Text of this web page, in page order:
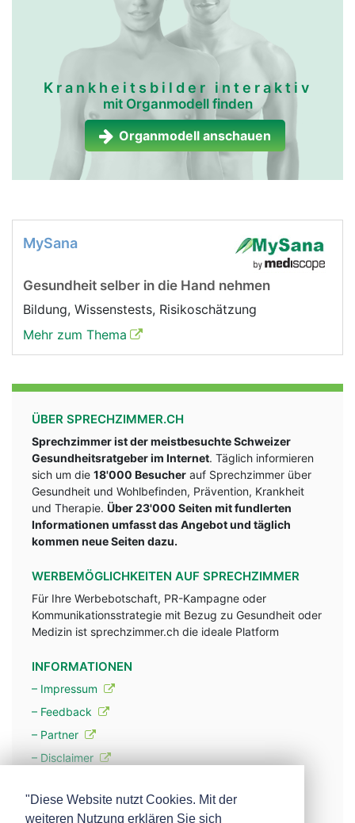
Krankheitsbilder interaktiv
mit Organmodell finden
Organmodell anschauen
MySana
Gesundheit selber in die Hand nehmen
Bildung, Wissenstests, Risikoschätzung
Mehr zum Thema
ÜBER SPRECHZIMMER.CH
Sprechzimmer ist der meistbesuchte Schweizer
Gesundheitsratgeber im Internet. Täglich informieren
sich um die 18'000 Besucher auf Sprechzimmer über
Gesundheit und Wohlbefinden, Prävention, Krankheit
und Therapie. Über 23'000 Seiten mit fundlerten
Informationen umfasst das Angebot und täglich
kommen neue Seiten dazu.
WERBEMÖGLICHKEITEN AUF SPRECHZIMMER
Für Ihre Werbebotschaft, PR-Kampagne oder
Kommunikationsstrategie mit Bezug zu Gesundheit oder
Medizin ist sprechzimmer.ch die ideale Platform
INFORMATIONEN
– Impressum
– Feedback
– Partner
– Disclaimer
– Werbung
"Diese Website nutzt Cookies. Mit der
weiteren Nutzung erklären Sie sich